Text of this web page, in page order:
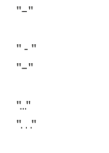
"–"
" - "
"–"
"..."
"…"